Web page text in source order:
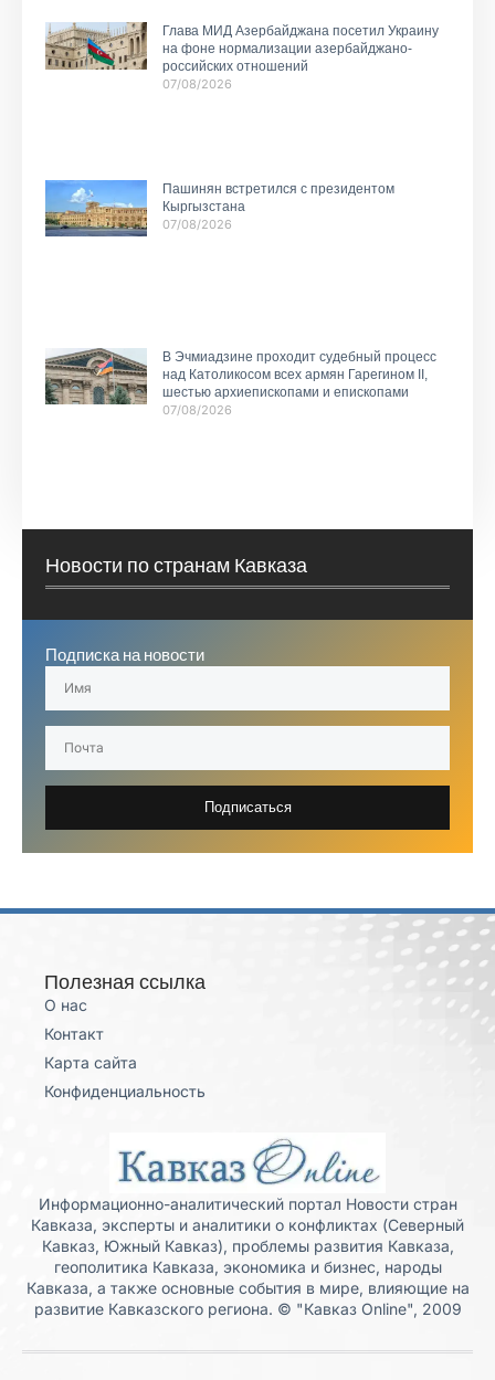
Глава МИД Азербайджана посетил Украину
на фоне нормализации азербайджано-
российских отношений
07/08/2026
Пашинян встретился с президентом
Кыргызстана
07/08/2026
В Эчмиадзине проходит судебный процесс
над Католикосом всех армян Гарегином II,
шестью архиепископами и епископами
07/08/2026
Новости по странам Кавказа
Подписка на новости
Подписаться
Полезная ссылка
О нас
Контакт
Карта сайта
Конфиденциальность
Информационно-аналитический портал Новости стран
Кавказа, эксперты и аналитики о конфликтах (Северный
Кавказ, Южный Кавказ), проблемы развития Кавказа,
геополитика Кавказа, экономика и бизнес, народы
Кавказа, а также основные события в мире, влияющие на
развитие Кавказского региона. © "Кавказ Online", 2009